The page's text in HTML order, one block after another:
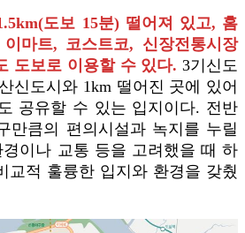
도보 15분) 떨어져 있고, 홈
마트, 코스트코, 신장전통시장
도보로 이용할 수 있다. 3기신도
신도시와 1km 떨어진 곳에 있어
공유할 수 있는 입지이다. 전반
만큼의 편의시설과 녹지를 누릴
이나 교통 등을 고려했을 때 하
교적 훌륭한 입지와 환경을 갖췄